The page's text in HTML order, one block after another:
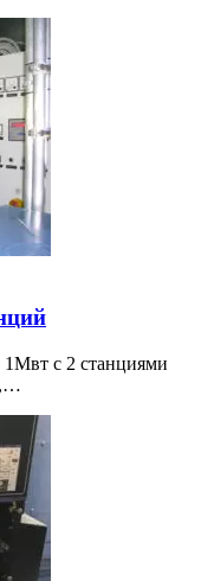
1Мвт с 2 станциями